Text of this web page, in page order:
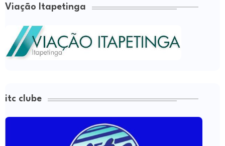
Viação Itapetinga
itc clube